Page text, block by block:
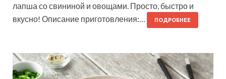
лапша со свининой и овощами. Просто, быстро и
вкусно! Описание приготовления:…
ПОДРОБНЕЕ